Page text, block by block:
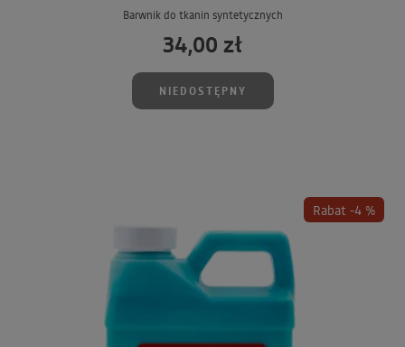
Barwnik do tkanin syntetycznych
34,00 zł
NIEDOSTĘPNY
Rabat -4 %